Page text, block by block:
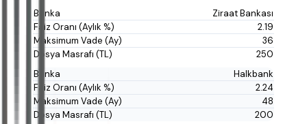
Ziraat Bankası
2.19
36
250
Halkbank
2.24
48
200